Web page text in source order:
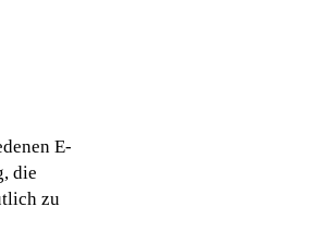
E-
die
zu